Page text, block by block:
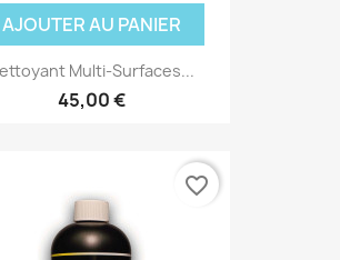
AJOUTER AU PANIER
Multi-Surfaces...
45,00 €
favorite_border